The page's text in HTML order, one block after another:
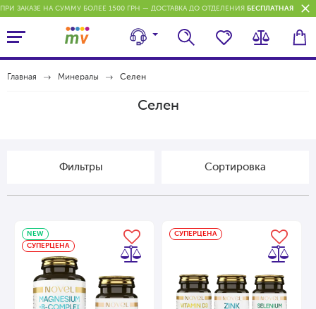
ПРИ ЗАКАЗЕ НА СУММУ БОЛЕЕ 1500 ГРН — ДОСТАВКА ДО ОТДЕЛЕНИЯ БЕСПЛАТНАЯ
Главная Минералы Селен
Селен
Фильтры Cортировка
NEW
СУПЕРЦЕНА
СУПЕРЦЕНА